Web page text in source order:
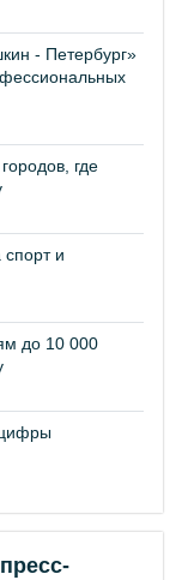
- Петербург»
где
и
до 10 000